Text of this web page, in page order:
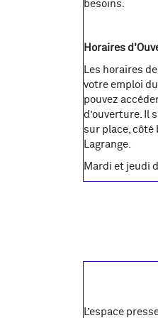
besoins.
Horaires
Les horaires
votre emploi
pouvez
d’ouverture. Il
sur place, côté
Lagrange.
Mardi et jeudi
L’espace